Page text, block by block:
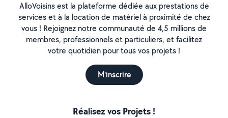
AlloVoisins est la plateforme dédiée aux prestations de
services et à la location de matériel à proximité de chez
vous ! Rejoignez notre communauté de 4,5 millions de
membres, professionnels et particuliers, et facilitez
votre quotidien pour tous vos projets !
M'inscrire
Réalisez vos Projets !